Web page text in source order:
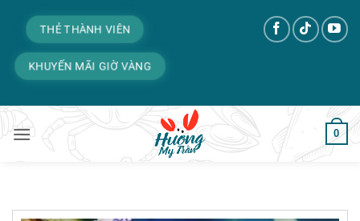
dung
THẺ THÀNH VIÊN
KHUYẾN MÃI GIỜ VÀNG
0